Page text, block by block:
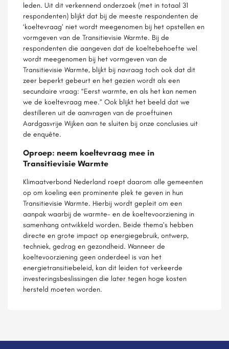
leden. Uit dit verkennend onderzoek (met in totaal 31
respondenten) blijkt dat bij de meeste respondenten de
‘koeltevraag’ niet wordt meegenomen bij het opstellen en
vormgeven van de Transitievisie Warmte. Bij de
respondenten die aangeven dat de koeltebehoefte wel
wordt meegenomen bij het vormgeven van de
Transitievisie Warmte, blijkt bij navraag toch ook dat dit
zeer beperkt gebeurt en het gezien wordt als een
secundaire vraag: “Eerst warmte, en als het kan nemen
we de koeltevraag mee.” Ook blijkt het beeld dat we
destilleren uit de aanvragen van de proeftuinen
Aardgasvrije Wijken aan te sluiten bij onze conclusies uit
de enquête.
Oproep: neem koeltevraag mee in
Transitievisie Warmte
Klimaatverbond Nederland roept daarom alle gemeenten
op om koeling een prominente plek te geven in hun
Transitievisie Warmte. Hierbij wordt gepleit om een
aanpak waarbij de warmte- en de koeltevoorziening in
samenhang ontwikkeld worden. Beide thema’s hebben
directe en grote impact op energiegebruik, ontwerp,
techniek, gedrag en gezondheid. Wanneer de
koeltevoorziening geen onderdeel is van het
energietransitiebeleid, kan dit leiden tot verkeerde
investeringsbeslissingen die later tegen hoge kosten
hersteld moeten worden.